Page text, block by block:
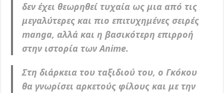
δεν έχει θεωρηθεί τυχαία ως μια από τις
μεγαλύτερες και πιο επιτυχημένες σειρές
manga, αλλά και η βασικότερη επιρροή
στην ιστορία των Anime.
Στη διάρκεια του ταξιδιού του, ο Γκόκου
θα γνωρίσει αρκετούς φίλους και με την